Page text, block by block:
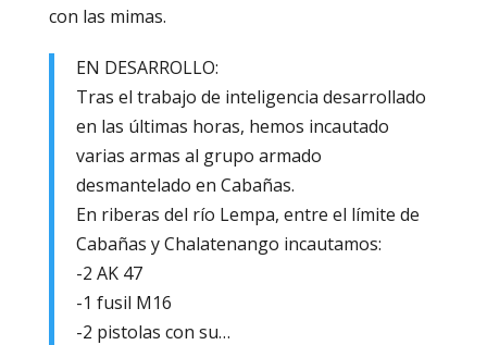
con las mimas.
EN DESARROLLO:
Tras el trabajo de inteligencia desarrollado
en las últimas horas, hemos incautado
varias armas al grupo armado
desmantelado en Cabañas.
En riberas del río Lempa, entre el límite de
Cabañas y Chalatenango incautamos:
-2 AK 47
-1 fusil M16
-2 pistolas con su…